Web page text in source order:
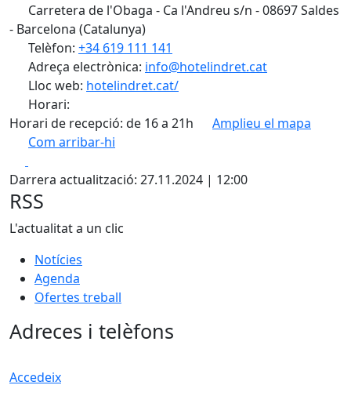
Carretera de l'Obaga - Ca l'Andreu s/n - 08697 Saldes
- Barcelona (Catalunya)
Telèfon: +34 619 111 141
Adreça electrònica: info@hotelindret.cat
Lloc web: hotelindret.cat/
Horari:
Horari de recepció: de 16 a 21h
Amplieu el mapa
Com arribar-hi
+
−
Darrera actualització: 27.11.2024 | 12:00
RSS
L'actualitat a un clic
Notícies
Agenda
Ofertes treball
Adreces i telèfons
Accedeix